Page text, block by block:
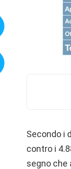
Secondo i
contro i
segno che